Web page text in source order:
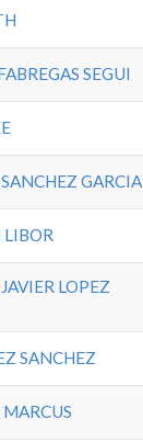
SEGUI
GARCIA
LOPEZ
SANCHEZ